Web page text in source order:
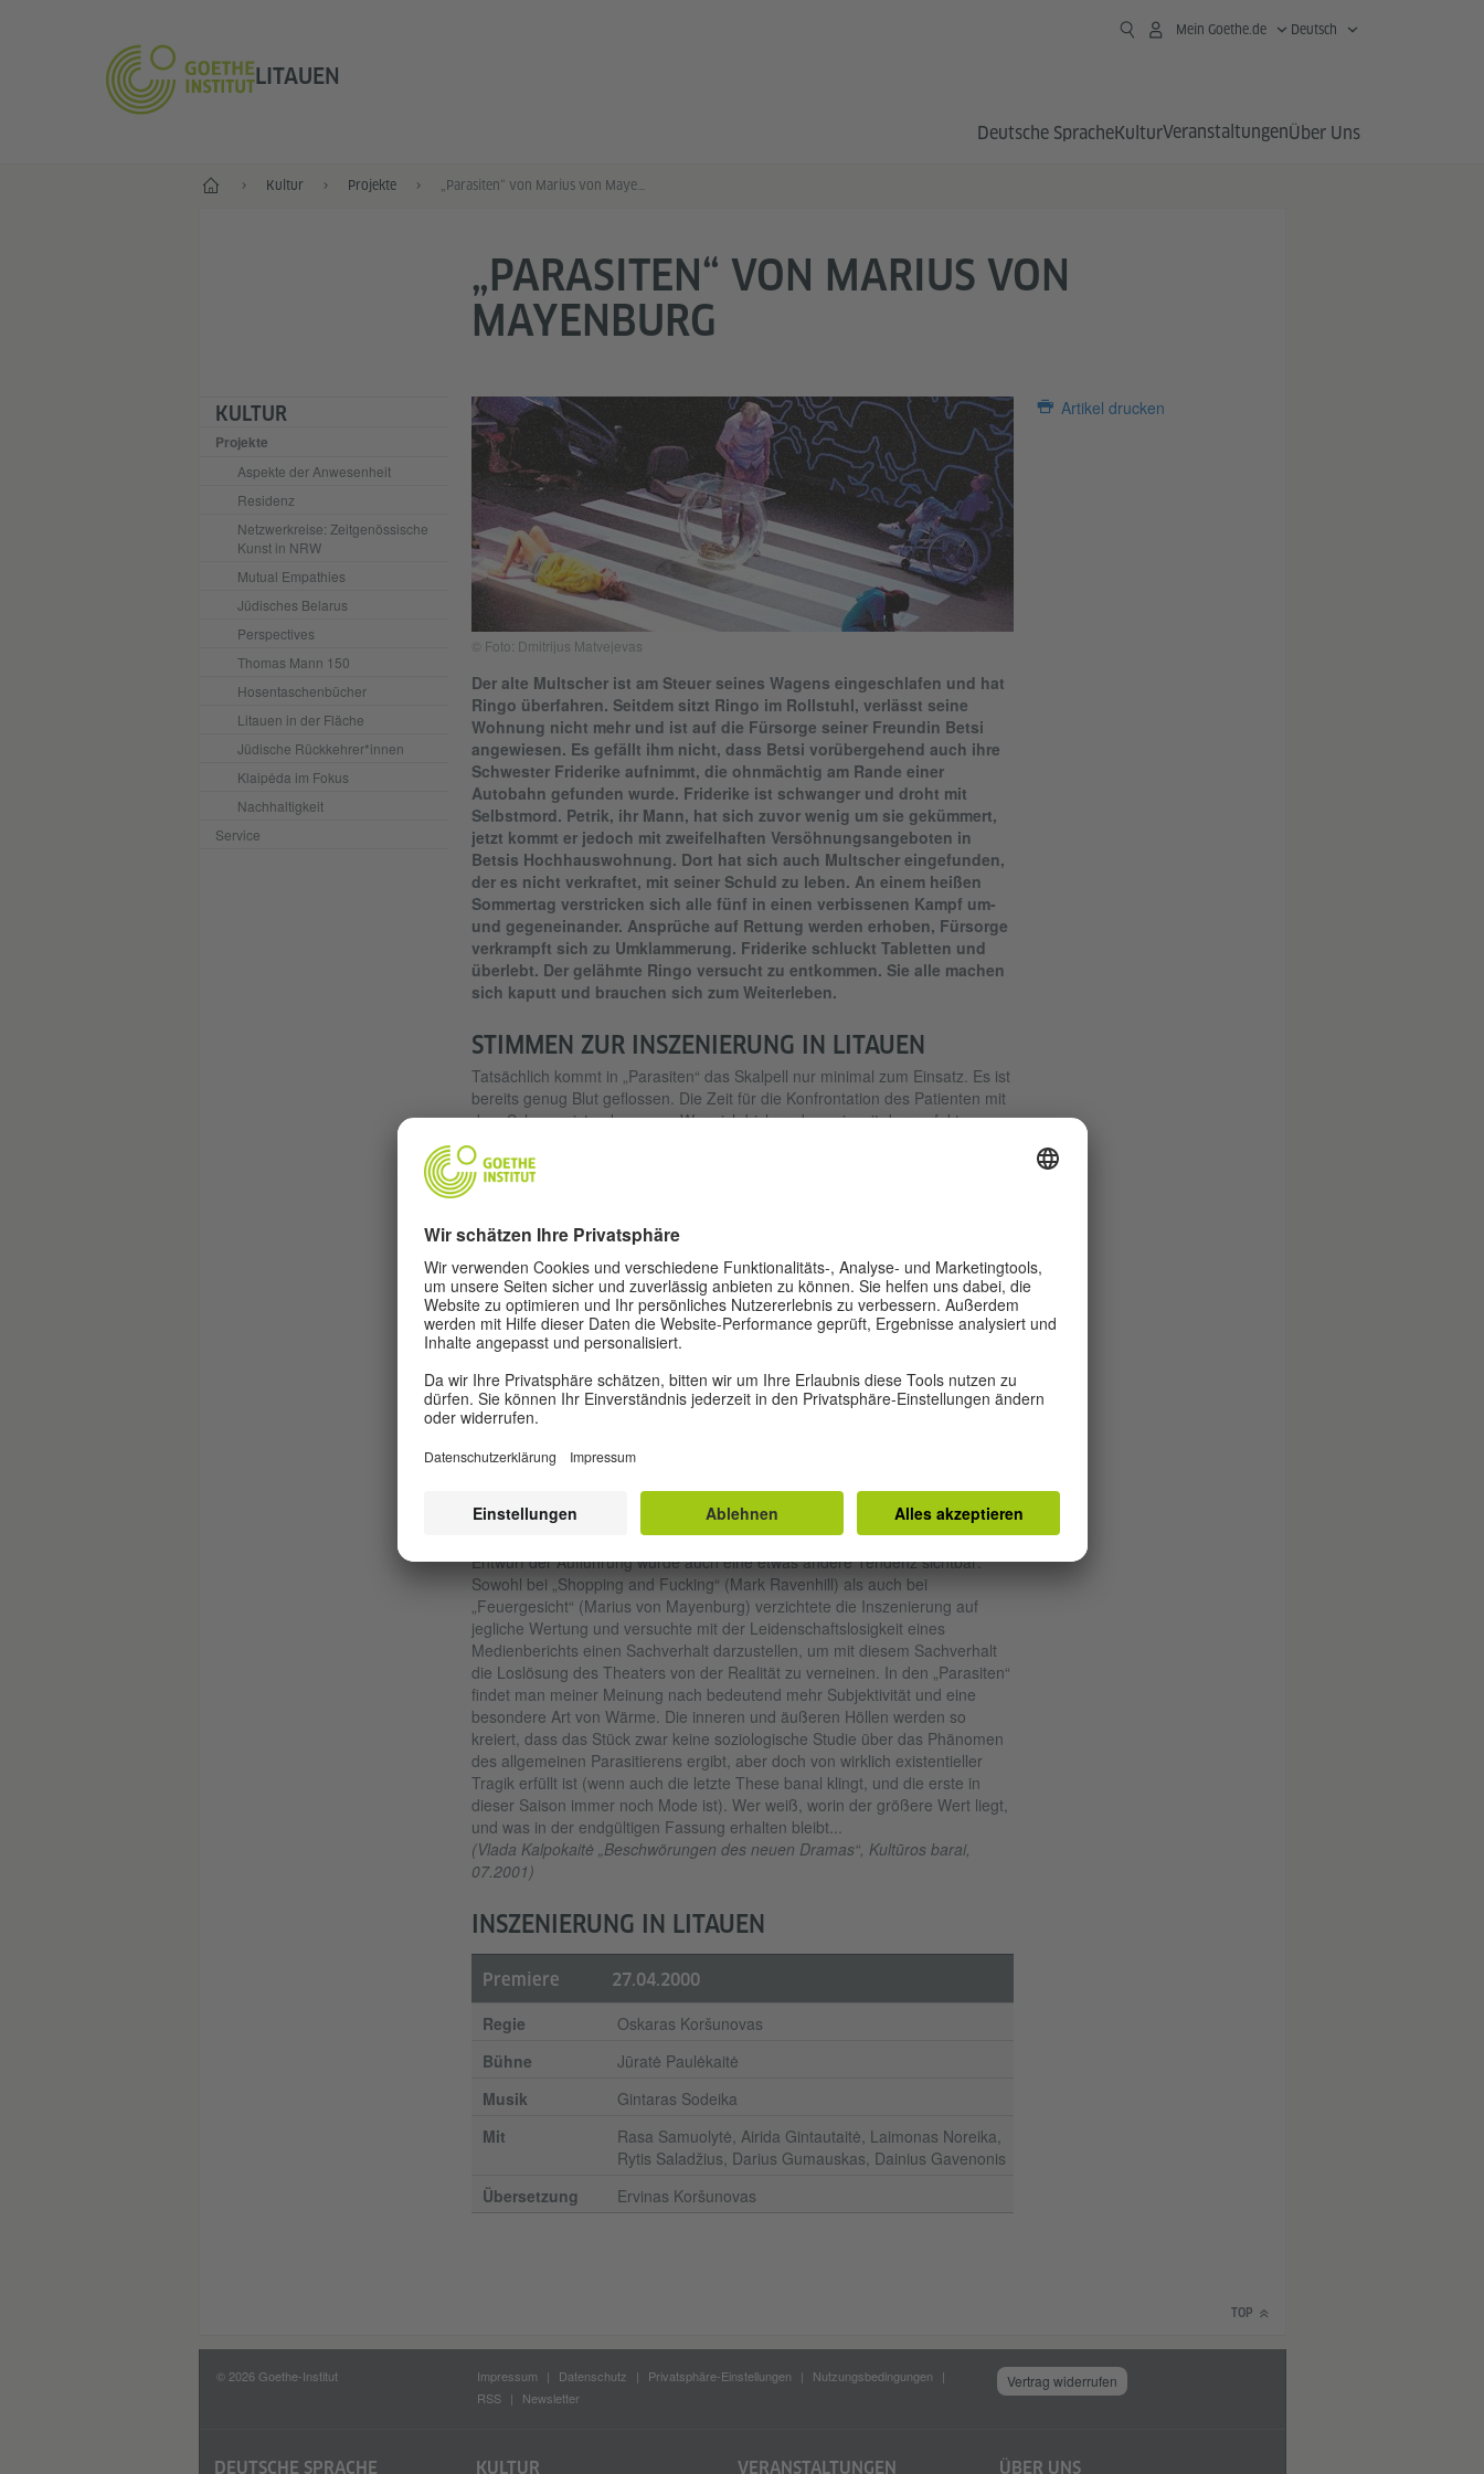
LITAUEN
Mein Goethe.de Deutsch
Deutsche SpracheKulturVeranstaltungenÜber Uns
Start Kultur Projekte „Parasiten“ von Marius von Mayenburg
KULTUR
Projekte
Aspekte der Anwesenheit
Residenz
Netzwerkreise: Zeitgenössische
Kunst in NRW
Mutual Empathies
Jüdisches Belarus
Perspectives
Thomas Mann 150
Hosentaschenbücher
Litauen in der Fläche
Jüdische Rückkehrer*innen
Klaipėda im Fokus
Nachhaltigkeit
Service
„PARASITEN“ VON MARIUS VON
MAYENBURG
© Foto: Dmitrijus Matvejevas
Der alte Multscher ist am Steuer seines Wagens eingeschlafen und hat
Ringo überfahren. Seitdem sitzt Ringo im Rollstuhl, verlässt seine
Wohnung nicht mehr und ist auf die Fürsorge seiner Freundin Betsi
angewiesen. Es gefällt ihm nicht, dass Betsi vorübergehend auch ihre
Schwester Friderike aufnimmt, die ohnmächtig am Rande einer
Autobahn gefunden wurde. Friderike ist schwanger und droht mit
Selbstmord. Petrik, ihr Mann, hat sich zuvor wenig um sie gekümmert,
jetzt kommt er jedoch mit zweifelhaften Versöhnungsangeboten in
Betsis Hochhauswohnung. Dort hat sich auch Multscher eingefunden,
der es nicht verkraftet, mit seiner Schuld zu leben. An einem heißen
Sommertag verstricken sich alle fünf in einen verbissenen Kampf um-
und gegeneinander. Ansprüche auf Rettung werden erhoben, Fürsorge
verkrampft sich zu Umklammerung. Friderike schluckt Tabletten und
überlebt. Der gelähmte Ringo versucht zu entkommen. Sie alle machen
sich kaputt und brauchen sich zum Weiterleben.
STIMMEN ZUR INSZENIERUNG IN LITAUEN
Tatsächlich kommt in „Parasiten“ das Skalpell nur minimal zum Einsatz. Es ist
bereits genug Blut geflossen. Die Zeit für die Konfrontation des Patienten mit
dem Schmerz ist gekommen. Wer sich bisher obsessiv mit der perfekten
chirurgischen Technik Koršunovas' synchron geschaltet hat, wird
wahrscheinlich enttäuscht werden. Hier fehlt die Schärfe des Effekts oder der
Form, jeder Kick ist verschwunden. Stattdessen ahnt man, was die ganze
verfügbares Ziel, das man nicht erobern, besitzen oder erwerben kann. Man
Atem des im Rollstuhl sitzenden Invaliden. Dazu die Schwingungen der
Realität, die versuchen, ihn zu durchdringen. Die Körperliche Deformation ist
hier der einzige Spezialeffekt. Ein Behinderter und eine schwangere Frau
ergänzen ganz wunderbar die Vielfalt dieser körperlichen Deformationen.
einer unangenehmen Spannung hält. Ein bisschen echte, nicht gespielte
Angst (was passiert, wenn sie entkommt und zubeißt?). Hier sind alle
präpariert und behindert.
(Kristupas Sabolius „Chirurgie und Stachel“, Šiaurės Atėnai, 27.10.2001)
Die „Parasiten“ (nach Marius von Mayenburg) von Oskaras Koršunovas
haben sich scheinbar nicht allzuweit von der Ästhetik seiner früheren
Inszenierungen entfernt (zumindest nicht visuell und räumlich). Doch im
Entwurf der Aufführung wurde auch eine etwas andere Tendenz sichtbar:
Sowohl bei „Shopping and Fucking“ (Mark Ravenhill) als auch bei
„Feuergesicht“ (Marius von Mayenburg) verzichtete die Inszenierung auf
jegliche Wertung und versuchte mit der Leidenschaftslosigkeit eines
Medienberichts einen Sachverhalt darzustellen, um mit diesem Sachverhalt
die Loslösung des Theaters von der Realität zu verneinen. In den „Parasiten“
findet man meiner Meinung nach bedeutend mehr Subjektivität und eine
besondere Art von Wärme. Die inneren und äußeren Höllen werden so
kreiert, dass das Stück zwar keine soziologische Studie über das Phänomen
des allgemeinen Parasitierens ergibt, aber doch von wirklich existentieller
Tragik erfüllt ist (wenn auch die letzte These banal klingt, und die erste in
dieser Saison immer noch Mode ist). Wer weiß, worin der größere Wert liegt,
und was in der endgültigen Fassung erhalten bleibt...
(Vlada Kalpokaitė „Beschwörungen des neuen Dramas“, Kultūros barai,
07.2001)
INSZENIERUNG IN LITAUEN
Premiere 27.04.2000
Regie
Oskaras Koršunovas
Bühne
Jūratė Paulėkaitė
Musik
Gintaras Sodeika
Mit
Rasa Samuolytė, Airida Gintautaitė, Laimonas Noreika,
Rytis Saladžius, Darius Gumauskas, Dainius Gavenonis
Übersetzung
Ervinas Koršunovas
Artikel drucken
TOP
© 2026 Goethe-Institut Impressum Datenschutz Privatsphäre-Einstellungen
Nutzungsbedingungen
RSS
Newsletter
Vertrag widerrufen
DEUTSCHE SPRACHE KULTUR VERANSTALTUNGEN ÜBER UNS